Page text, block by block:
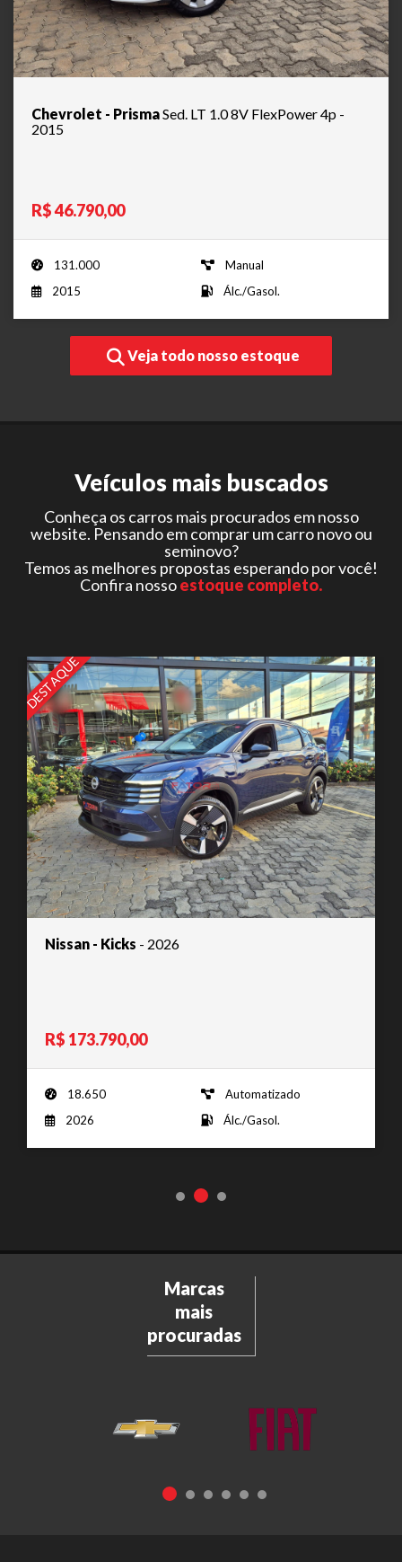
Chevrolet - PrismaSed. LT 1.0 8V FlexPower 4p -
2015
R$ 46.790,00
131.000
Manual
2015
Álc./Gasol.
Veja todo nosso estoque
Veículos mais buscados
Conheça os carros mais procurados em nosso
website. Pensando em comprar um carro novo ou
seminovo?
Temos as melhores propostas esperando por você!
Confira nossoestoque completo.
DESTAQUE
Hyundai - ix35
R$ 74.990,00
174.000
Automático
2015
Álc./Gasol.
Marcas
mais
procuradas